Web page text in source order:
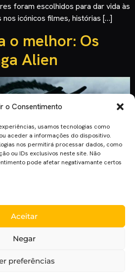
o Consentimento
usamos tecnologias como
aceder a informações do dispositivo.
nos permitirá processar dados, como
ou IDs exclusivos neste site. Não
pode afetar negativamante certos
Aceitar
Negar
preferências
foram escolhidos para dar vida às
nos icónicos filmes, histórias […]
o melhor: Os
Alien
atmosfera asfixiante são dois
conquistou muitos fãs, para
por seis filmes, sendo que
realizador: Ridley Scott. O